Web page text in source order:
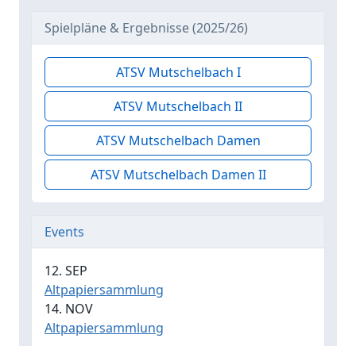
Spielpläne & Ergebnisse (2025/26)
ATSV Mutschelbach I
ATSV Mutschelbach II
ATSV Mutschelbach Damen
ATSV Mutschelbach Damen II
Events
12. SEP
Altpapiersammlung
14. NOV
Altpapiersammlung